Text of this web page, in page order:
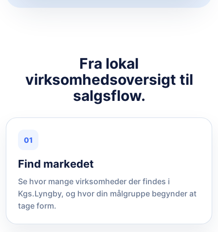
Fra lokal
virksomhedsoversigt til
salgsflow.
01
Find markedet
Se hvor mange virksomheder der findes i
Kgs.Lyngby, og hvor din målgruppe begynder at
tage form.